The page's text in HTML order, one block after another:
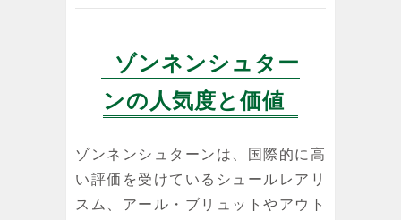
ゾンネンシュター
ンの人気度と価値
ゾンネンシュターンは、国際的に高
い評価を受けているシュールレアリ
スム、アール・ブリュットやアウト